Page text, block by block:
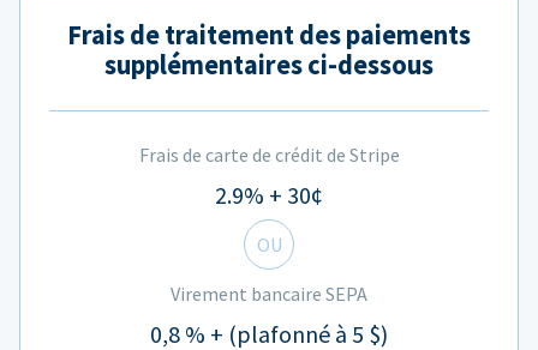
Frais de traitement des paiements
supplémentaires ci-dessous
Frais de carte de crédit de Stripe
2.9% + 30¢
OU
Virement bancaire SEPA
0,8 % + (plafonné à 5 $)